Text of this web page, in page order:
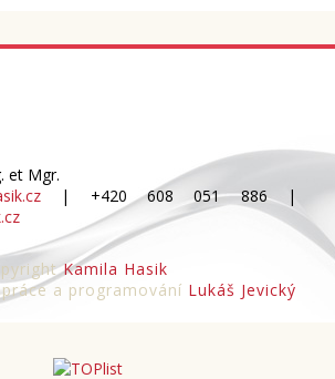
et Mgr.
| +420 608 051 886 |
Kamila Hasik
a programování Lukáš Jevický